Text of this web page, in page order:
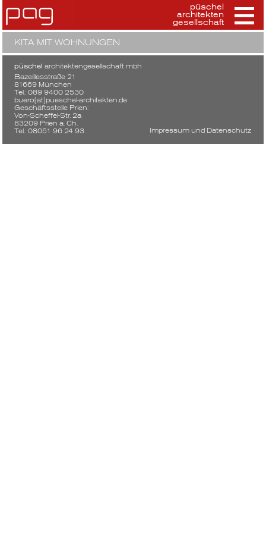
püschel
architekten
gesellschaft
KITA MIT WOHNUNGEN
püschel architektengesellschaft mbh
Bazeillesstraße 21
81669 München
Tel.: 089 9400 2530
buero[at]pueschel-architekten.de
Geschäftsstelle Prien:
Von-Scheffel-Str. 2a
83209 Prien a. Ch.
Tel.: 08051 96 24 93
Impressum und Datenschutz